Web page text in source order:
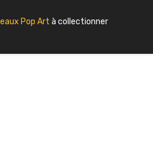
Pop Art à collectionner